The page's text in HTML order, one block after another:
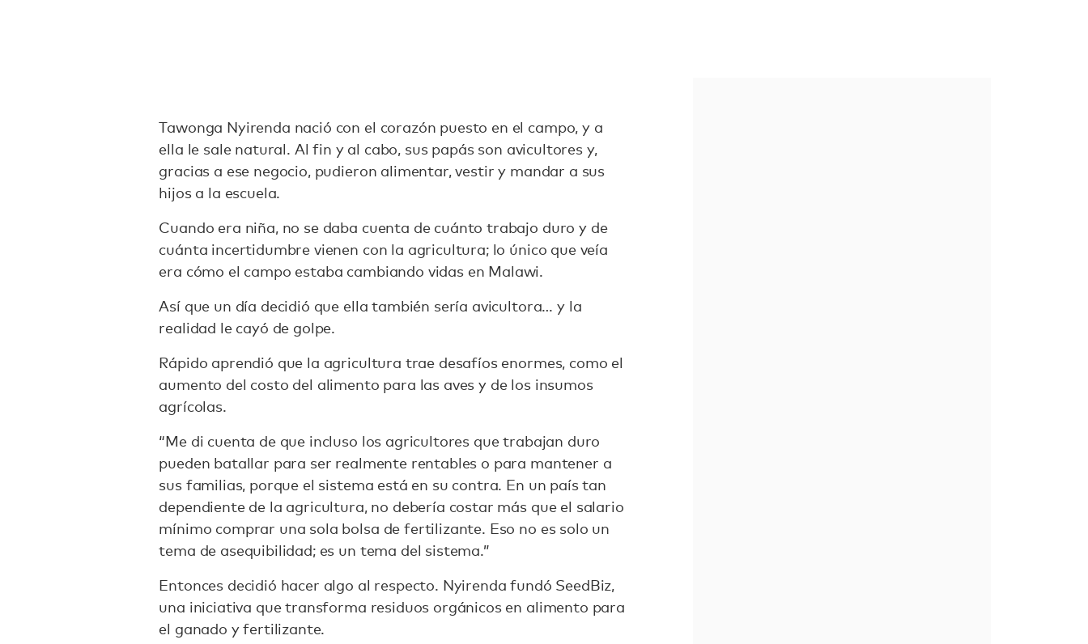
Tawonga Nyirenda nació con el corazón puesto en el campo, y a
ella le sale natural. Al fin y al cabo, sus papás son avicultores y,
gracias a ese negocio, pudieron alimentar, vestir y mandar a sus
hijos a la escuela.
Cuando era niña, no se daba cuenta de cuánto trabajo duro y de
cuánta incertidumbre vienen con la agricultura; lo único que veía
era cómo el campo estaba cambiando vidas en Malawi.
Así que un día decidió que ella también sería avicultora… y la
realidad le cayó de golpe.
Rápido aprendió que la agricultura trae desafíos enormes, como el
aumento del costo del alimento para las aves y de los insumos
agrícolas.
“Me di cuenta de que incluso los agricultores que trabajan duro
pueden batallar para ser realmente rentables o para mantener a
sus familias, porque el sistema está en su contra. En un país tan
dependiente de la agricultura, no debería costar más que el salario
mínimo comprar una sola bolsa de fertilizante. Eso no es solo un
tema de asequibilidad; es un tema del sistema.”
Entonces decidió hacer algo al respecto. Nyirenda fundó SeedBiz,
una iniciativa que transforma residuos orgánicos en alimento para
el ganado y fertilizante.